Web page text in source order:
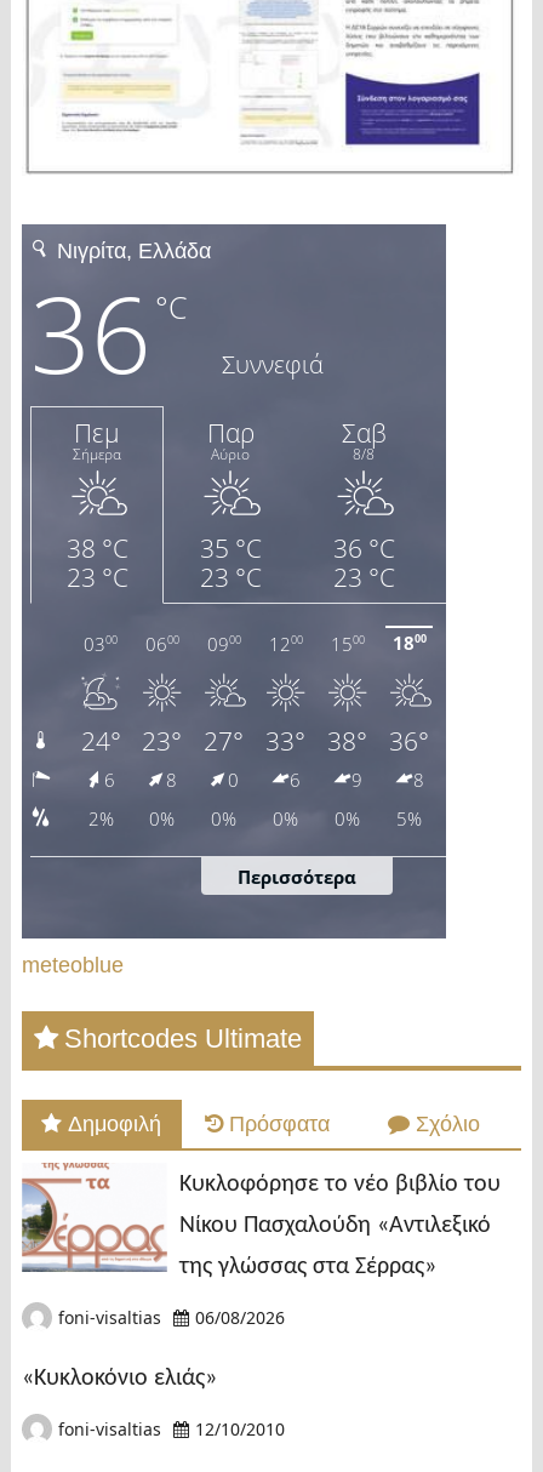
meteoblue
Shortcodes Ultimate
Δημοφιλή Πρόσφατα Σχόλιο
Κυκλοφόρησε το νέο βιβλίο του
Νίκου Πασχαλούδη «Αντιλεξικό
της γλώσσας στα Σέρρας»
foni-visaltias 06/08/2026
«Κυκλοκόνιο ελιάς»
foni-visaltias 12/10/2010